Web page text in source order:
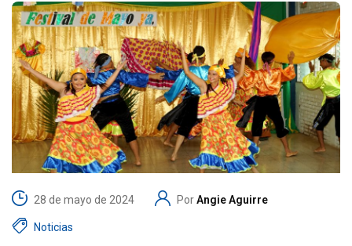
28 de mayo de 2024 PorAngie Aguirre
Noticias